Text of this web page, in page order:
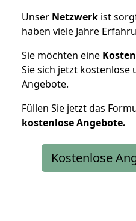
Unser Netzwerk ist
haben viele Jahre
Sie möchten eine
Sie sich jetzt kostenlose
Angebote.
Füllen Sie jetzt das
kostenloseAngebote.
Kostenlose